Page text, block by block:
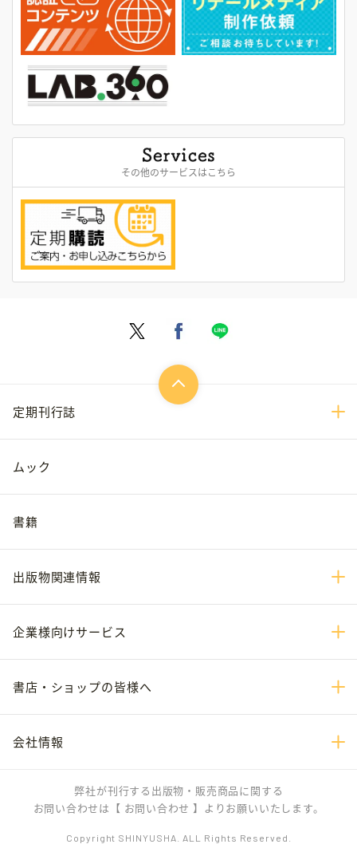
その他のサービスはこちら
定期刊行誌
ムック
書籍
出版物関連情報
企業様向けサービス
書店・ショップの皆様へ
会社情報
弊社が刊行する出版物・販売商品に関する
お問い合わせは 【 お問い合わせ 】 よりお願いいたします。
Copyright SHINYUSHA. ALL Rights Reserved.